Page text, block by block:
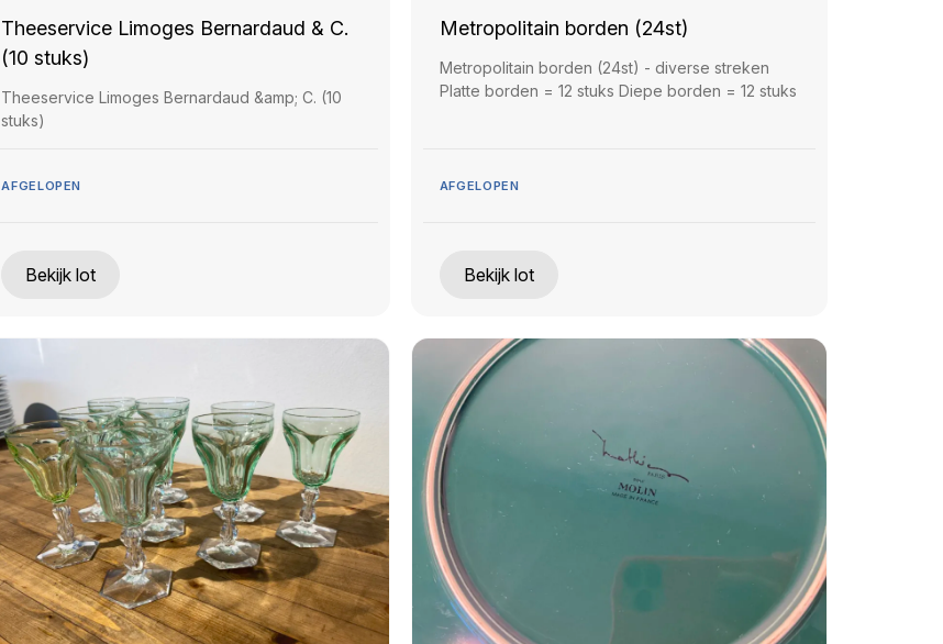
Theeservice Limoges Bernardaud & C.
(10 stuks)
Theeservice Limoges Bernardaud &amp; C. (10
stuks)
AFGELOPEN
Bekijk lot
Metropolitain borden (24st)
Metropolitain borden (24st) - diverse streken
Platte borden = 12 stuks Diepe borden = 12 stuks
AFGELOPEN
Bekijk lot